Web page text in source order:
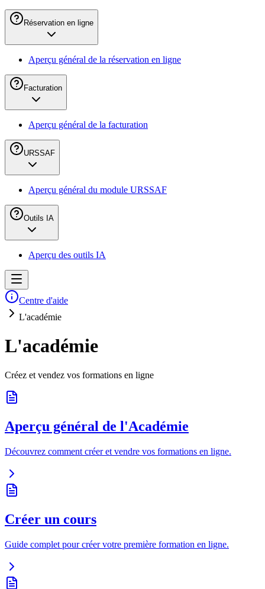
Réservation en ligne
Aperçu général de la réservation en ligne
Facturation
Aperçu général de la facturation
URSSAF
Aperçu général du module URSSAF
Outils IA
Aperçu des outils IA
Centre d'aide
L'académie
L'académie
Créez et vendez vos formations en ligne
Aperçu général de l'Académie
Découvrez comment créer et vendre vos formations en ligne.
Créer un cours
Guide complet pour créer votre première formation en ligne.